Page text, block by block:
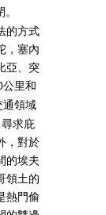
的方式
，塞內
亞、突
公里和
通領域
求庇
，對於
的埃夫
領土的
熱門偷